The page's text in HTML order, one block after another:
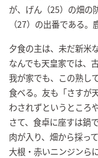
が、げん（25）の畑の
（27）の出番である。
夕食の主は、未だ新米
なんでも天皇家では、
我が家でも、この熟し
食べる。友も「さすが
わされずというところ
さて、食卓に座すは鍋
肉が入り、畑から採っ
大根・赤いニンジンら